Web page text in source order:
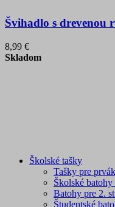
Švihadlo s drevenou
8,99 €
Skladom
Školské tašky
Tašky pre
Školské
Batohy pre 2.
Študentské